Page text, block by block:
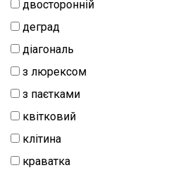
двосторонній
деград
діагональ
з люрексом
з паєтками
квітковий
клітина
краватка